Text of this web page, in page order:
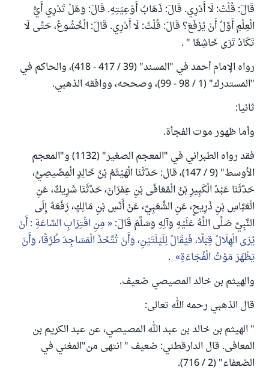
قَالَ: قُلْتُ: لَا أَدْرِي. قَالَ: ذَهَابُ أَوْعِيَتِهِ. قَالَ: وَهَلْ تَدْرِي أَيُّ
الْعِلْمِ أَوَّلُ أَنْ يُرْفَعَ؟ قَالَ: قُلْتُ: لَا أَدْرِي. قَالَ: الْخُشُوعُ، حَتَّى لَا
تَكَادُ تَرَى خَاشِعًا " .
رواه الإمام أحمد في "المسند" (39 / 417 - 418)، والحاكم في
"المستدرك" (1 / 98 - 99)، وصححه، ووافقه الذهبي.
ثانيا:
وأما ظهور موت الفجأة.
فقد رواه الطبراني في "المعجم الصغير" (1132) و"المعجم
الأوسط" (9 / 147)، قال: حَدَّثَنَا الْهَيْثَمُ بْنُ خَالِدٍ الْمِصِّيصِيُّ،
حَدَّثَنَا عَبْدُ الْكَبِيرِ بْنُ الْمُعَافَى بْنِ عِمْرَانَ، حَدَّثَنَا شَرِيكٌ، عَنِ
الْعَبَّاسِ بْنِ ذَرِيحٍ، عَنِ الشَّعْبِيِّ، عَنْ أَنَسِ بْنِ مَالِكٍ، رَفَعَهُ إِلَى
النَّبِيِّ صَلَّى اللَّهُ عَلَيْهِ وَآلِهِ وَسَلَّمَ قَالَ: مِنِ اقْتِرَابِ السَّاعَةِ : أَنْ
يُرَى الْهِلَالُ قِبَلًا، فَيُقَالُ لِلَيْلَتَيْنِ، وَأَنْ تُتَّخَذَ الْمَسَاجِدَ طُرُقًا، وَأَنْ
يَظْهَرَ مَوْتُ الْفُجَاءَةِ .
والهيثم بن خالد المصيصي ضعيف.
قال الذهبي رحمه الله تعالى:
" الهيثم بن خالد بن عبد الله المصيصي، عن عبد الكريم بن
المعافى. قال الدارقطني: ضعيف " انتهى من"المغني في
الضعفاء" (2 / 716).